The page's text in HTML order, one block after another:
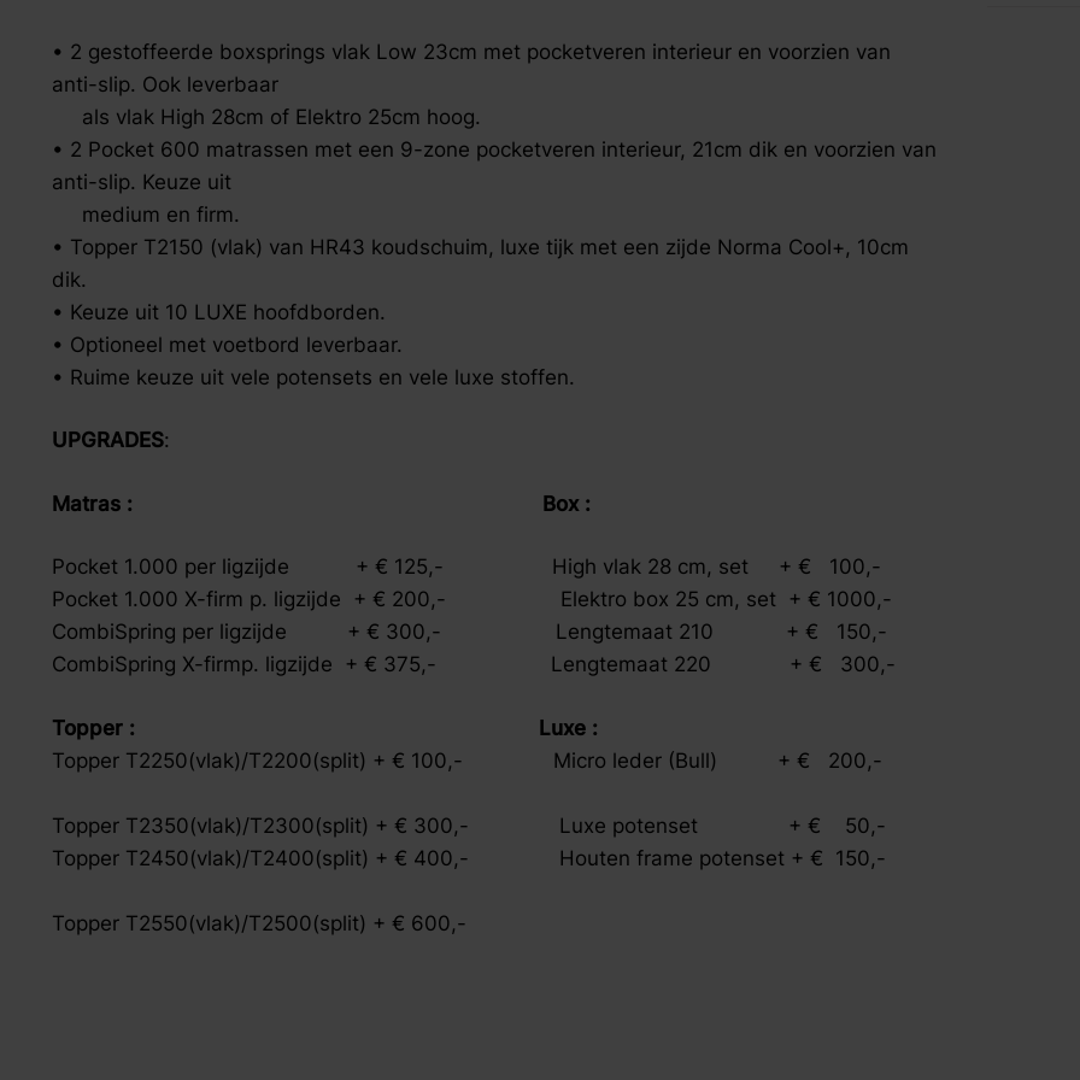
• 2 gestoffeerde boxsprings vlak Low 23cm met pocketveren interieur en voorzien van
anti-slip. Ook leverbaar
als vlak High 28cm of Elektro 25cm hoog.
• 2 Pocket 600 matrassen met een 9-zone pocketveren interieur, 21cm dik en voorzien van
anti-slip. Keuze uit
medium en firm.
• Topper T2150 (vlak) van HR43 koudschuim, luxe tijk met een zijde Norma Cool+, 10cm
dik.
• Keuze uit 10 LUXE hoofdborden.
• Optioneel met voetbord leverbaar.
• Ruime keuze uit vele potensets en vele luxe stoffen.
UPGRADES:
Matras : Box :
Pocket 1.000 per ligzijde + € 125,- High vlak 28 cm, set + € 100,-
Pocket 1.000 X-firm p. ligzijde + € 200,- Elektro box 25 cm, set + € 1000,-
CombiSpring per ligzijde + € 300,- Lengtemaat 210 + € 150,-
CombiSpring X-firmp. ligzijde + € 375,- Lengtemaat 220 + € 300,-
Topper : Luxe :
Topper T2250(vlak)/T2200(split) + € 100,- Micro leder (Bull) + € 200,-
Topper T2350(vlak)/T2300(split) + € 300,- Luxe potenset + € 50,-
Topper T2450(vlak)/T2400(split) + € 400,- Houten frame potenset + € 150,-
Topper T2550(vlak)/T2500(split) + € 600,-